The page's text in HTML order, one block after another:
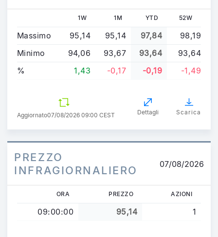
1W 1M YTD 52W
Massimo 95,14 95,14 97,84
98,19
Minimo
94,06 93,67 93,64
93,64
%
1,43 -0,17 -0,19 -1,49
Aggiornato07/08/2026 09:00 CEST Dettagli Scarica
PREZZO
INFRAGIORNALIERO
07/08/2026
ORA PREZZO AZIONI
09:00:00 95,14 1